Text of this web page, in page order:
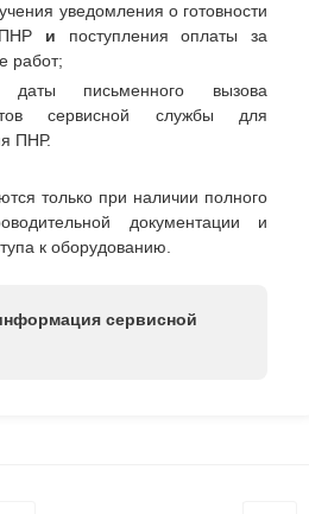
уведомления о готовности
и поступления оплаты за
работ;
письменного вызова
сервисной службы для
ПНР.
только при наличии полного
документации и
к оборудованию.
сервисной